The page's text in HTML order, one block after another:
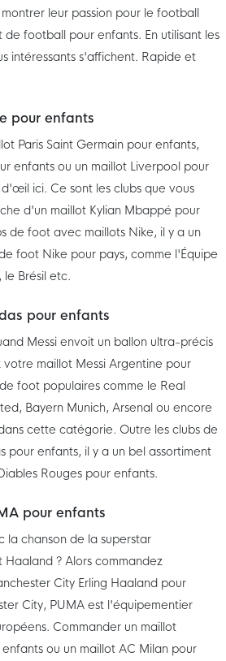
leur passion pour le football
football pour enfants. En utilisant les
intéressants s'affichent. Rapide et
pour enfants
Paris Saint Germain pour enfants,
enfants ou un maillot Liverpool pour
ici. Ce sont les clubs que vous
d'un maillot Kylian Mbappé pour
de foot avec maillots Nike, il y a un
foot Nike pour pays, comme l'Équipe
le Brésil etc.
pour enfants
Messi envoit un ballon ultra-précis
votre maillot Messi Argentine pour
foot populaires comme le Real
Bayern Munich, Arsenal ou encore
cette catégorie. Outre les clubs de
pour enfants, il y a un bel assortiment
Rouges pour enfants.
pour enfants
la chanson de la superstar
Haaland ? Alors commandez
City Erling Haaland pour
City, PUMA est l'équipementier
Commander un maillot
ou un maillot AC Milan pour